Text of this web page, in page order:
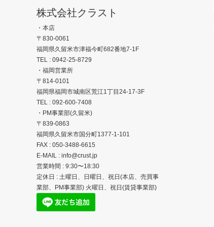
株式会社クラスト
・本店
〒830-0061
福岡県久留米市津福今町682番地7-1F
TEL : 0942-25-8729
・福岡営業所
〒814-0101
福岡県福岡市城南区荒江1丁目24-17-3F
TEL : 092-600-7408
・PM事業部(久留米)
〒839-0863
福岡県久留米市国分町1377-1-101
FAX : 050-3488-6615
E-MAIL : info@crust.jp
営業時間 : 9:30〜18:30
定休日 : 土曜日、日曜日、祝日(本店、売買事
業部、PM事業部) 火曜日、祝日(賃貸事業部)